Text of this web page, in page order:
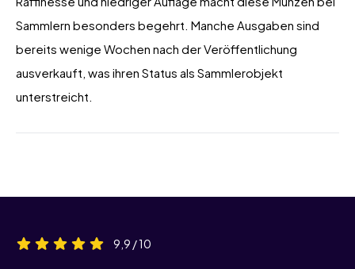
Sammlern besonders begehrt. Manche Ausgaben sind
bereits wenige Wochen nach der Veröffentlichung
ausverkauft, was ihren Status als Sammlerobjekt
unterstreicht.
9,9 / 10